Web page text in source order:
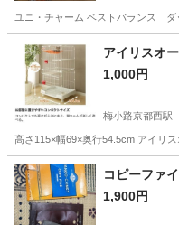
ユニ・チャーム ベストバランス
京都 八幡市 ケーブル八幡
アイリスオ
1,000円
梅小路京都西駅
高さ115×幅69×奥行54.5cm アイリ
京都 京都市 梅小路京都西駅
コピーファ
1,900円